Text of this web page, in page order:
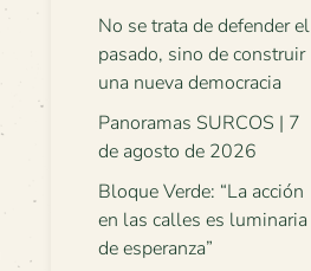
No se trata de defender el
pasado, sino de construir
una nueva democracia
Panoramas SURCOS | 7
de agosto de 2026
Bloque Verde: “La acción
en las calles es luminaria
de esperanza”